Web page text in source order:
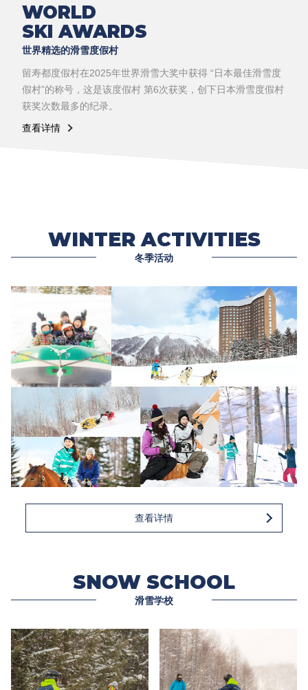
WORLD
SKI AWARDS
世界精选的滑雪度假村
留寿都度假村在2025年世界滑雪大奖中获得 “日本最佳滑雪度
假村”的称号，这是该度假村 第6次获奖，创下日本滑雪度假村
获奖次数最多的纪录。
查看详情
WINTER ACTIVITIES
冬季活动
查看详情
SNOW SCHOOL
滑雪学校